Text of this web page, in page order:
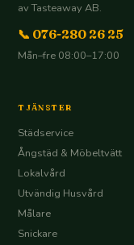
av Tasteaway AB.
📞 076-280 26 25
Mån–fre 08:00–17:00
TJÄNSTER
Städservice
Ångstäd & Möbeltvätt
Lokalvård
Utvändig Husvård
Målare
Snickare